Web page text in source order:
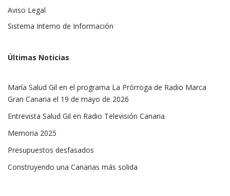
Aviso Legal
Sistema Interno de Información
Últimas Noticias
María Salud Gil en el programa La Prórroga de Radio Marca
Gran Canaria el 19 de mayo de 2026
Entrevista Salud Gil en Radio Televisión Canaria
Memoria 2025
Presupuestos desfasados
Construyendo una Canarias más solida